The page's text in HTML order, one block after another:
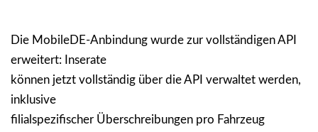
Die MobileDE-Anbindung wurde zur vollständigen API
erweitert: Inserate
können jetzt vollständig über die API verwaltet werden,
inklusive
filialspezifischer Überschreibungen pro Fahrzeug